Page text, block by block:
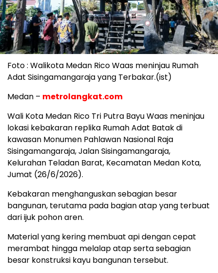
Foto : Walikota Medan Rico Waas meninjau Rumah
Adat Sisingamangaraja yang Terbakar.(ist)
Medan – metrolangkat.com
Wali Kota Medan Rico Tri Putra Bayu Waas meninjau
lokasi kebakaran replika Rumah Adat Batak di
kawasan Monumen Pahlawan Nasional Raja
Sisingamangaraja, Jalan Sisingamangaraja,
Kelurahan Teladan Barat, Kecamatan Medan Kota,
Jumat (26/6/2026).
Kebakaran menghanguskan sebagian besar
bangunan, terutama pada bagian atap yang terbuat
dari ijuk pohon aren.
Material yang kering membuat api dengan cepat
merambat hingga melalap atap serta sebagian
besar konstruksi kayu bangunan tersebut.